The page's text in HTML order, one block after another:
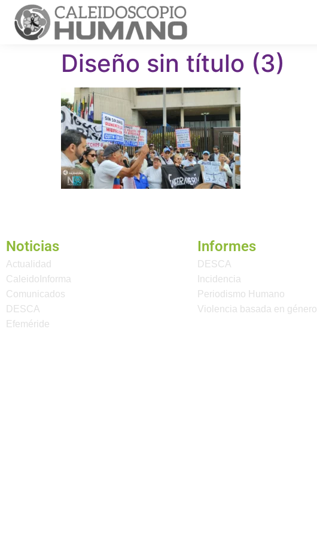
Diseño sin título (3)
Noticias
Actualidad
CaleidoInforma
Comunicados
DESCA
Efeméride
Informes
DESCA
Incidencia
Periodismo Humano
Violencia basada en género